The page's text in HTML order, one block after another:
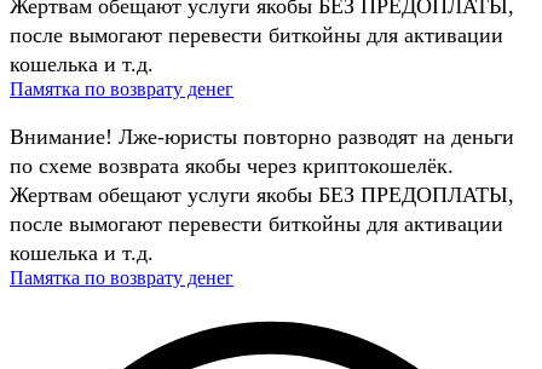
Жертвам обещают услуги якобы БЕЗ ПРЕДОПЛАТЫ,
после вымогают перевести биткойны для активации
кошелька и т.д.
Памятка по возврату денег
Внимание! Лже-юристы повторно разводят на деньги
по схеме возврата якобы через криптокошелёк.
Жертвам обещают услуги якобы БЕЗ ПРЕДОПЛАТЫ,
после вымогают перевести биткойны для активации
кошелька и т.д.
Памятка по возврату денег